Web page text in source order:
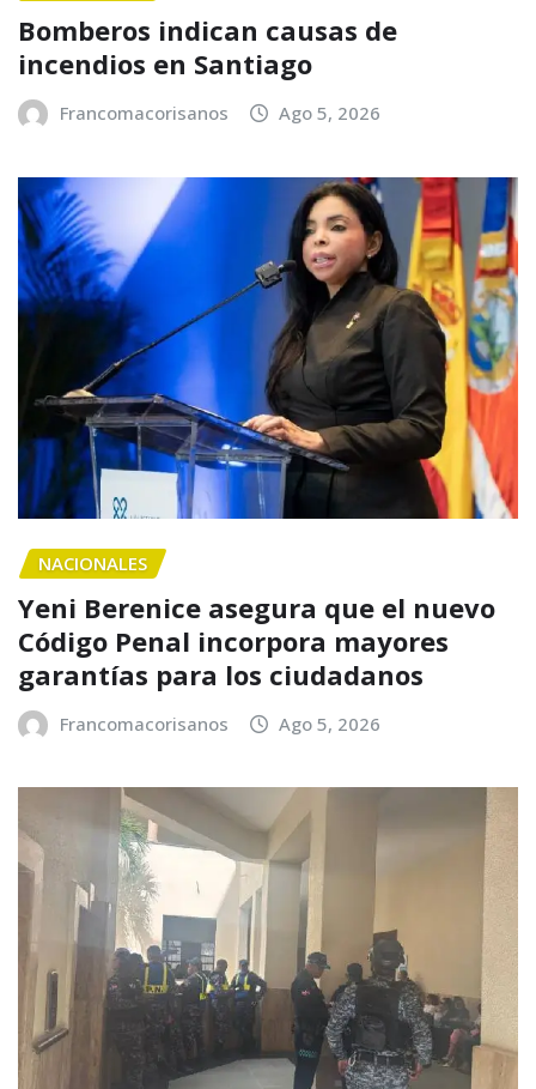
Bomberos indican causas de
incendios en Santiago
Francomacorisanos Ago 5, 2026
NACIONALES
Yeni Berenice asegura que el nuevo
Código Penal incorpora mayores
garantías para los ciudadanos
Francomacorisanos Ago 5, 2026